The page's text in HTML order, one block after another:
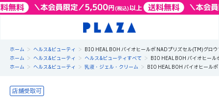
ホーム > ヘルス&ビューティ > BIO HEAL BOH バイオヒールボ NADプリズセル(TM)グロ
ホーム > ヘルス&ビューティ > ヘルス&ビューティすべて > BIO HEAL BOH バイオヒー
ホーム > ヘルス&ビューティ > 乳液・ジェル・クリーム > BIO HEAL BOH バイオヒール